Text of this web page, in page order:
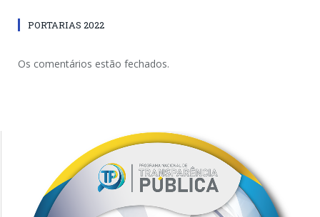
PORTARIAS 2022
Os comentários estão fechados.